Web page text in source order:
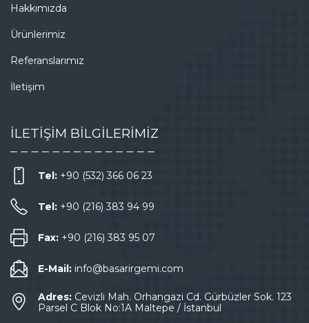
Hakkımızda
Ürünlerimiz
Referanslarımız
İletişim
İLETİŞİM BİLGİLERİMİZ
Tel: +90 (532) 366 06 23
Tel: +90 (216) 383 94 99
Fax: +90 (216) 383 95 07
E-Mail: info@basarirgemi.com
Adres: Cevizli Mah. Orhangazi Cd. Gürbüzler Sok. 123
Parsel C Blok No:1A Maltepe / İstanbul